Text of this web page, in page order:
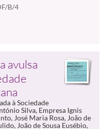
B/4
avulsa
à Sociedade
Silva, Empresa Ignis
José Maria Rosa, João de
João de Sousa Eusébio,